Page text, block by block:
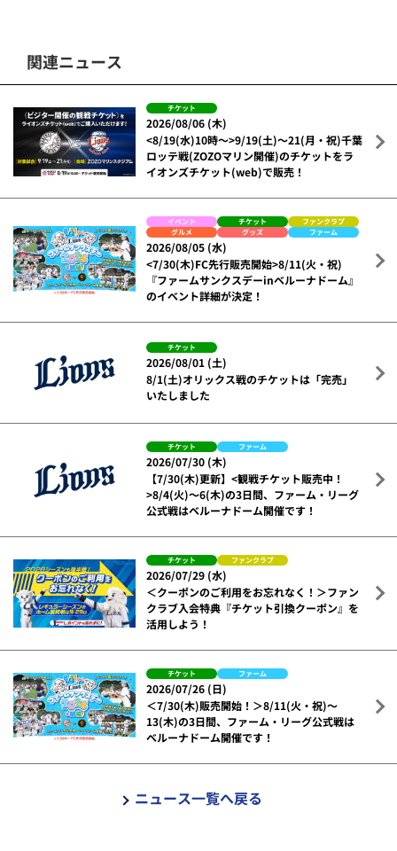
関連ニュース
チケット
2026/08/06 (木)
<8/19(水)10時～>9/19(土)～21(月・祝)千葉
ロッテ戦(ZOZOマリン開催)のチケットをラ
イオンズチケット(web)で販売！
イベント チケット
ファンクラブ
グルメ
グッズ ファーム
2026/08/05 (水)
<7/30(木)FC先行販売開始>8/11(火・祝)
『ファームサンクスデーinベルーナドーム』
のイベント詳細が決定！
チケット
2026/08/01 (土)
8/1(土)オリックス戦のチケットは「完売」
いたしました
チケット ファーム
2026/07/30 (木)
【7/30(木)更新】<観戦チケット販売中！
>8/4(火)～6(木)の3日間、ファーム・リーグ
公式戦はベルーナドーム開催です！
チケット ファンクラブ
2026/07/29 (水)
＜クーポンのご利用をお忘れなく！＞ファン
クラブ入会特典『チケット引換クーポン』を
活用しよう！
チケット ファーム
2026/07/26 (日)
＜7/30(木)販売開始！＞8/11(火・祝)～
13(木)の3日間、ファーム・リーグ公式戦は
ベルーナドーム開催です！
ニュース一覧へ戻る